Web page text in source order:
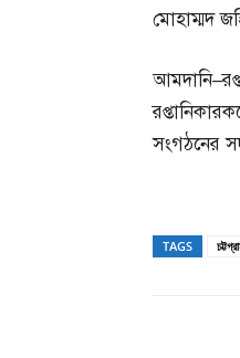
মোহাম্মদ
সংগঠনের
TAGS